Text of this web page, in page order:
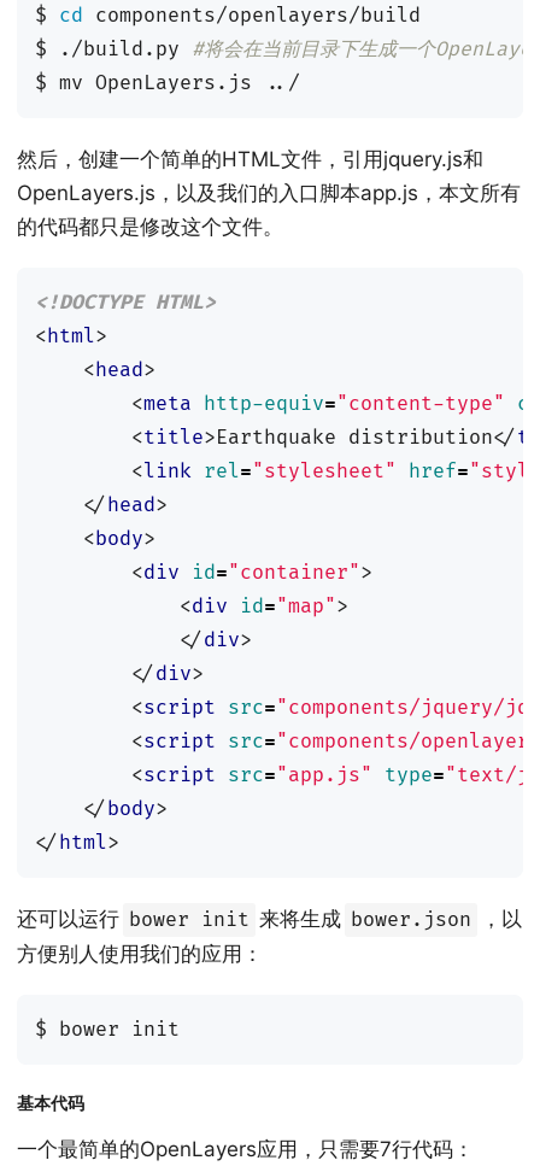
$ cd components/openlayers/build
$ ./build.py #将会在当前目录下生成一个
然后，创建一个简单的HTML文件，引用jquery.js和
OpenLayers.js，以及我们的入口脚本app.js，本文所有
的代码都只是修改这个文件。
<!DOCTYPE HTML>
<html>
<head>
<meta http-equiv="content-type"
<title>Earthquake distribution</
<link rel="stylesheet" href=
</ head>
<body>
<div id="container">
<div id="map">
</ div>
</ div>
<script src="components/jquery/
<script src="components/
<script src="app.js" type="text/
</ body>
</ html>
还可以运行 bower init 来将生成 bower.json
，以
方便别人使用我们的应用：
$ bower init
基本代码
一个最简单的OpenLayers应用，只需要7行代码：